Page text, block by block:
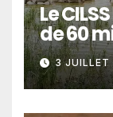
Le
de 60
3